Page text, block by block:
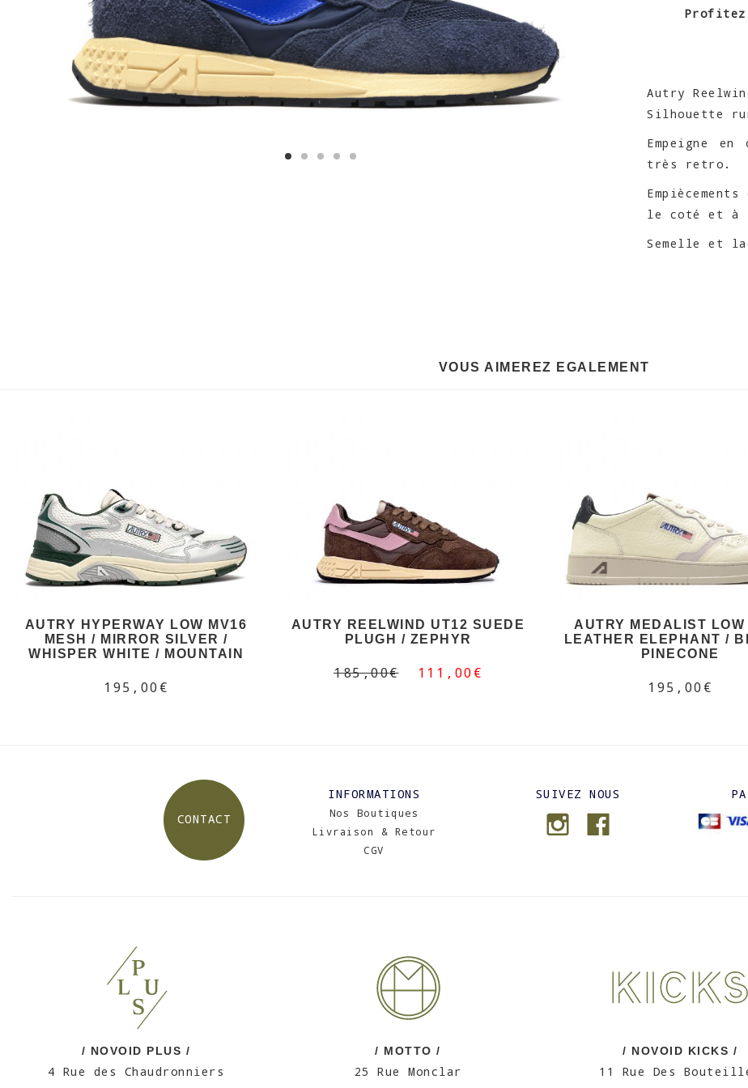
Autry
Silhouette
Empeigne
très retro.
le coté et
Semelle et
VOUS AIMEREZ EGALEMENT
AUTRY HYPERWAY LOW MV16
MESH / MIRROR SILVER /
WHISPER WHITE / MOUNTAIN
195,00€
AUTRY REELWIND UT12 SUEDE
PLUGH / ZEPHYR
185,00€ 111,00€
AUTRY MEDALIST LOW
LEATHER ELEPHANT /
PINECONE
195,00€
CONTACT
INFORMATIONS
Nos Boutiques
Livraison & Retour
CGV
SUIVEZ NOUS
/ NOVOID PLUS /
4 Rue des Chaudronniers
/ MOTTO /
25 Rue Monclar
/ NOVOID KICKS /
11 Rue Des